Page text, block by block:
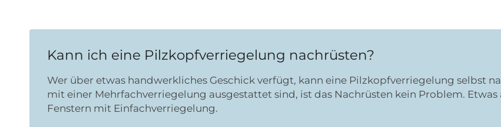
Kann ich eine Pilzkopfverriegelung nachrüsten?
Wer über etwas handwerkliches Geschick verfügt, kann eine Pilzkopfverriegelung selbst
mit einer Mehrfachverriegelung ausgestattet sind, ist das Nachrüsten kein Problem.
Fenstern mit Einfachverriegelung.